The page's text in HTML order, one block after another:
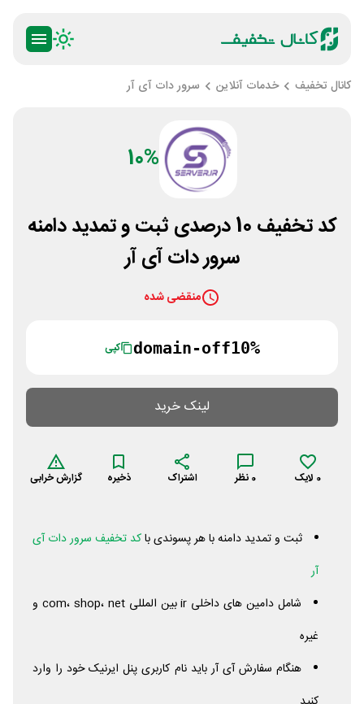
کانال تخفیف خدمات آنلاین سرور دات آی آر
10%
کد تخفیف 10 درصدی ثبت و تمدید دامنه
سرور دات آی آر
منقضی شده
domain-off10% کپی
لینک خرید
0 لایک 0 نظر اشتراک ذخیره گزارش خرابی
ثبت و تمدید دامنه با هر پسوندی باکد تخفیف سرور دات آی
آر
شامل دامین های داخلی irبین المللی com، shop،net
و
غیره
هنگام سفارش آی آر باید نام کاربری پنل ایرنیک خود را وارد